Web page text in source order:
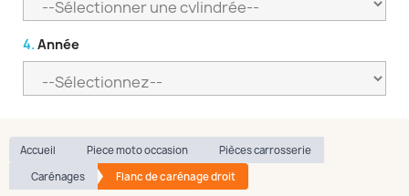
4. Année
Accueil Piece moto occasion
Pièces carrosserie
Carénages
Flanc de carénage droit